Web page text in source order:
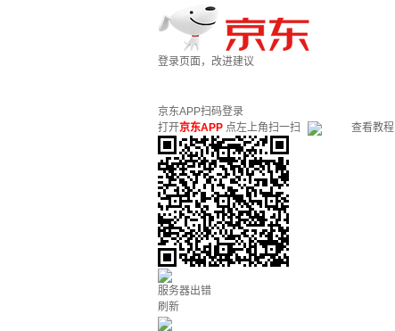
登录页面，改进建议
京东APP扫码登录
打开京东APP 点左上角扫一扫 查看教程
服务器出错
刷新